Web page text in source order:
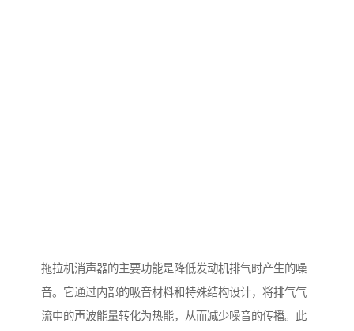
拖拉机消声器的主要功能是降低发动机排气时产生的噪
音。它通过内部的吸音材料和特殊结构设计，将排气气
流中的声波能量转化为热能，从而减少噪音的传播。此